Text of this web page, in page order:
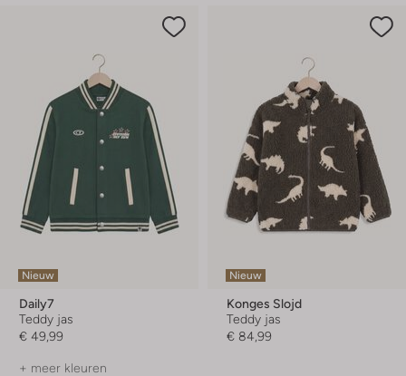
Nieuw
Daily7
Teddy jas
€ 49,99
+ meer kleuren
Nieuw
Konges Slojd
Teddy jas
€ 84,99